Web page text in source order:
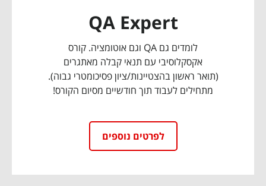
QA Expert​
לומדים גם QA וגם אוטומציה. קורס
אקסקלוסיבי עם תנאי קבלה מאתגרים
(תואר ראשון בהצטיינות/ציון פסיכומטרי גבוה).
מתחילים לעבוד תוך חודשיים מסיום הקורס!
לפרטים נוספים